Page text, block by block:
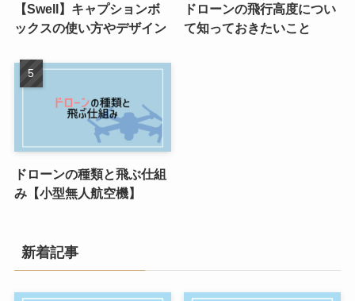
【Swell】キャプションボ
ックスの使い方やデザイン
ドローンの飛行高度につい
て知っておきたいこと
ドローンの種類と飛ぶ仕組
み【小型無人航空機】
新着記事